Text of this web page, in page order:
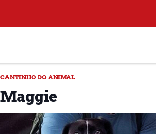
CANTINHO DO ANIMAL
Maggie